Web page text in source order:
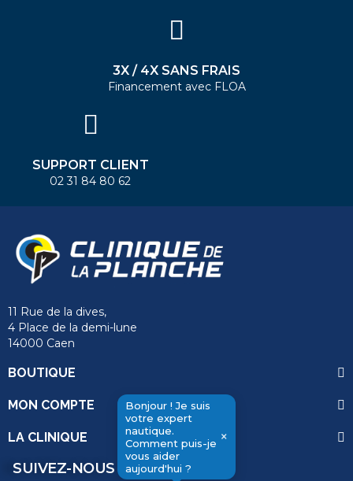
Bonjour ! Je suis
votre expert
nautique.
Comment puis-je
vous aider
aujourd'hui ?
×
3X / 4X SANS FRAIS
Financement avec FLOA
SUPPORT CLIENT
02 31 84 80 62
11 Rue de la dives,
4 Place de la demi-lune
14000 Caen
BOUTIQUE
MON COMPTE
LA CLINIQUE
SUIVEZ-NOUS